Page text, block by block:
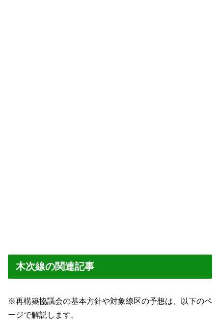
木次線の関連記事
※再構築協議会の基本方針や対象線区の予想は、以下のペ
ージで解説します。